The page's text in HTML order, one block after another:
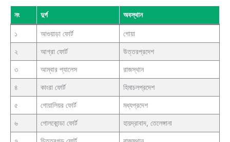
নং দুর্গ অবস্থান
১ আগুয়াড়া ফোর্ট গোয়া
২ আগ্রা ফোর্ট উত্তরপ্রদেশ
৩ আম্বার প্যালেস রাজস্থান
৪ কাংরা ফোর্ট হিমাচলপ্রদেশ
৫ গোয়ালিয়র ফোর্ট মধ্যপ্রদেশ
৬ গোলকোন্ডা ফোর্ট হায়দ্রাবাদ, তেলেঙ্গানা